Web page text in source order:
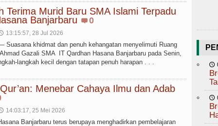
Terima Murid Baru SMA Islami Terpadu
Banjarbaru
0
13:15:57, 28 Jul 2026
Suasana khidmat dan penuh kehangatan menyelimuti Ruang
Gazali SMA IT Qardhan Hasana Banjarbaru pada Senin,
langkah kecil dengan tatapan penuh harapan . . .
Menebar Cahaya Ilmu dan Adab
14:03:17, 25 Mei 2026
Banjarbaru terus berupaya menghadirkan pembelajaran
🕔
🕔